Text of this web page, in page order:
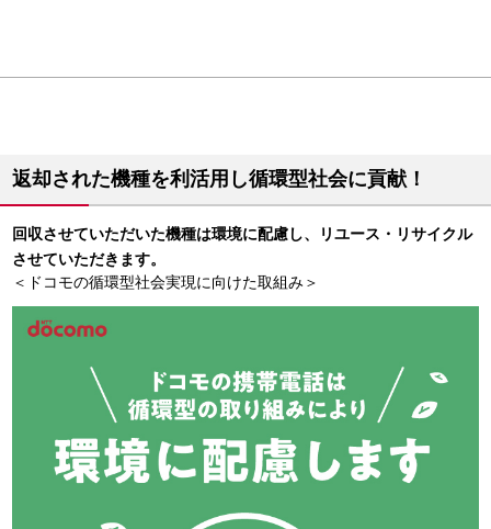
返却された機種を利活用し循環型社会に貢献！
回収させていただいた機種は環境に配慮し、リユース・リサイクル
させていただきます。
＜ドコモの循環型社会実現に向けた取組み＞